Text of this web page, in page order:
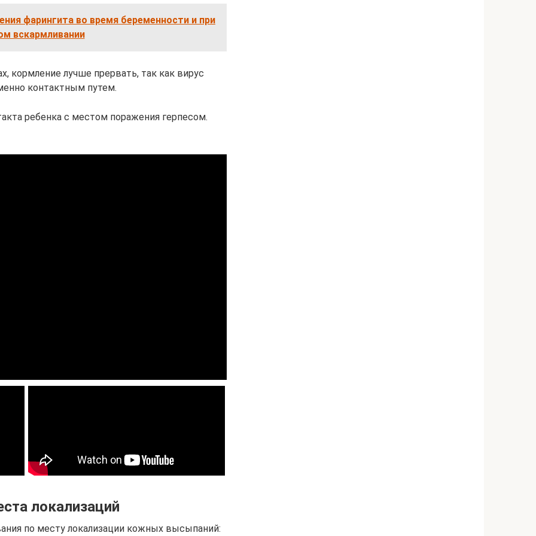
фарингита во время беременности и при
вскармливании
кормление лучше прервать, так как вирус
контактным путем.
ребенка с местом поражения герпесом.
локализаций
по месту локализации кожных высыпаний: